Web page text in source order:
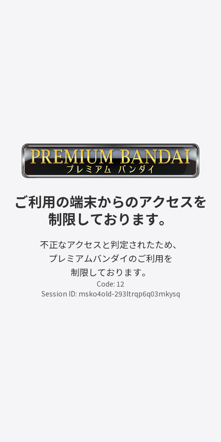
ご利用の端末からのアクセスを
制限しております。
不正なアクセスと判定されたため、
プレミアムバンダイのご利用を
制限しております。
Code: 12
Session ID: msko4old-293ltrqp6q03mkysq